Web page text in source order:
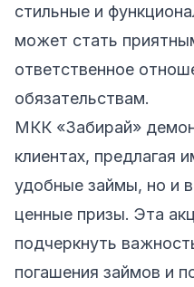
стильные и
может стать
ответственное
обязательствам.
МКК «Забирай»
клиентах, предлагая
удобные займы, но и
ценные призы. Эта
подчеркнуть
погашения займов и